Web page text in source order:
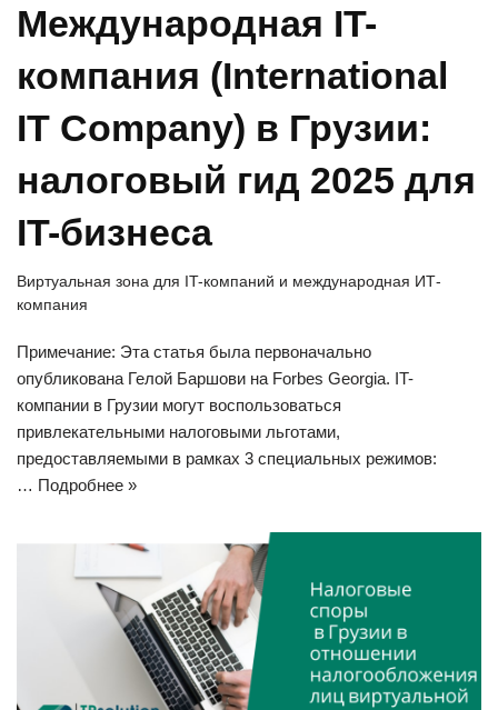
Международная IT-
компания (International
IT Company) в Грузии:
налоговый гид 2025 для
IT-бизнеса
Виртуальная зона для IT-компаний и международная ИТ-
компания
Примечание: Эта статья была первоначально
опубликована Гелой Баршови на Forbes Georgia. IT-
компании в Грузии могут воспользоваться
привлекательными налоговыми льготами,
предоставляемыми в рамках 3 специальных режимов:
… Подробнее »